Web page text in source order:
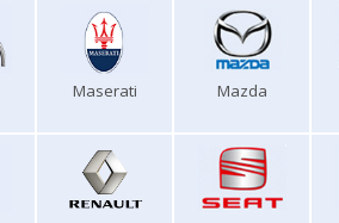
Maserati Mazda